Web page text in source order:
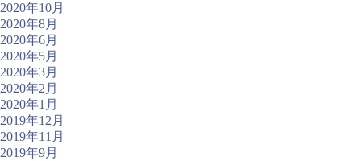
2020年10月
2020年8月
2020年6月
2020年5月
2020年3月
2020年2月
2020年1月
2019年12月
2019年11月
2019年9月